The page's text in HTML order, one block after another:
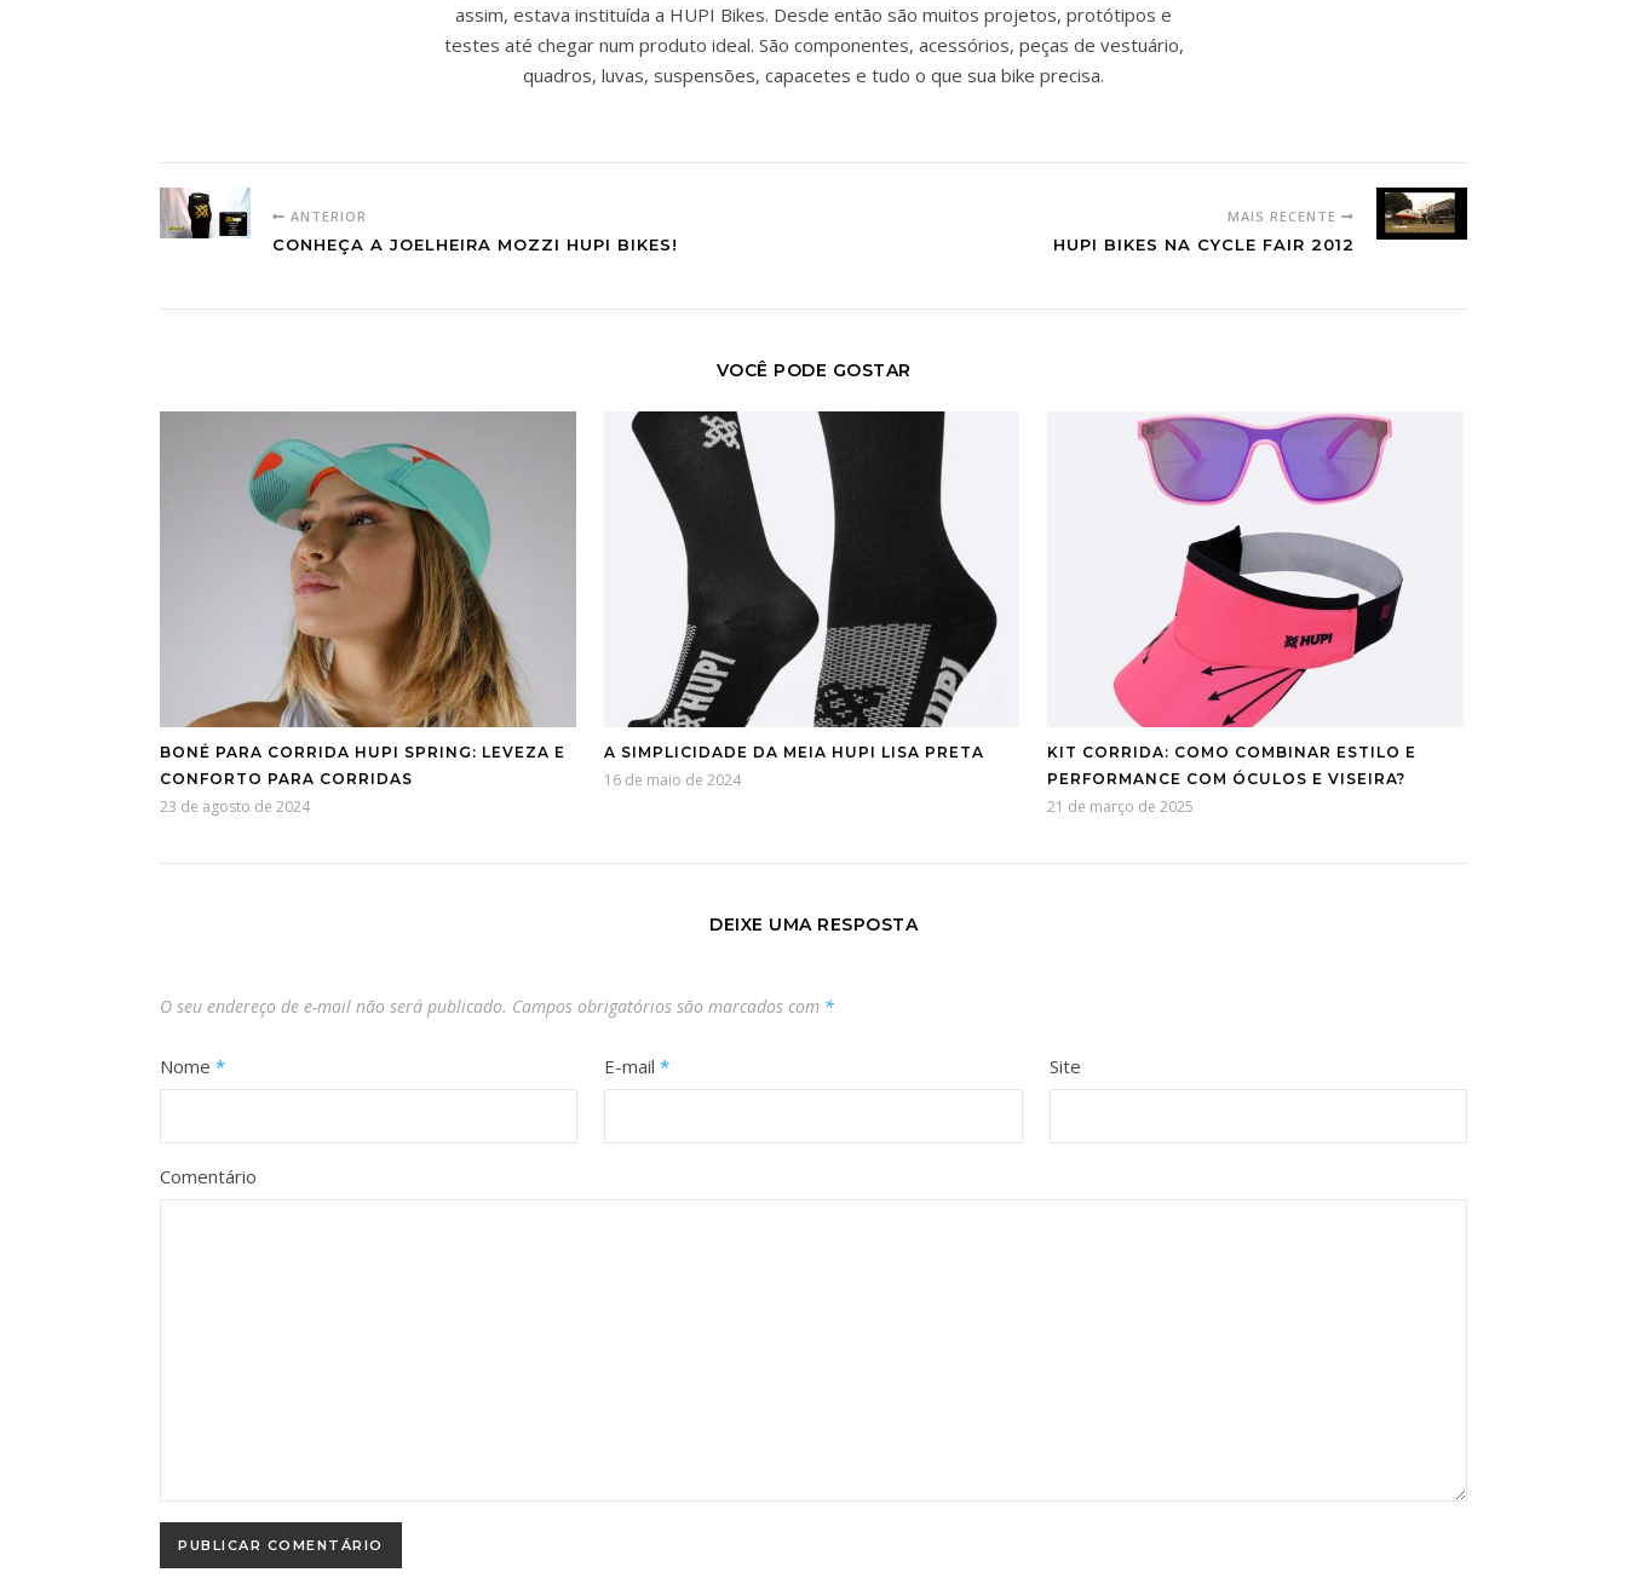
assim, estava instituída a HUPI Bikes. Desde então são muitos projetos, protótipos e
testes até chegar num produto ideal. São componentes, acessórios, peças de vestuário,
quadros, luvas, suspensões, capacetes e tudo o que sua bike precisa.
ANTERIOR
CONHEÇA A JOELHEIRA MOZZI HUPI BIKES!
MAIS RECENTE
HUPI BIKES NA CYCLE FAIR 2012
VOCÊ PODE GOSTAR
BONÉ PARA CORRIDA HUPI SPRING: LEVEZA E
CONFORTO PARA CORRIDAS
23 de agosto de 2024
A SIMPLICIDADE DA MEIA HUPI LISA PRETA
16 de maio de 2024
KIT CORRIDA: COMO COMBINAR ESTILO E
PERFORMANCE COM ÓCULOS E VISEIRA?
21 de março de 2025
DEIXE UMA RESPOSTA
O seu endereço de e-mail não será publicado. Campos obrigatórios são marcados com *
Nome * E-mail* Site
Comentário